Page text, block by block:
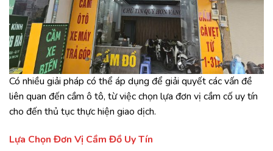
Có nhiều giải pháp có thể áp dụng để giải quyết các vấn đề
liên quan đến cầm ô tô, từ việc chọn lựa đơn vị cầm cố uy tín
cho đến thủ tục thực hiện giao dịch.
Lựa Chọn Đơn Vị Cầm Đồ Uy Tín